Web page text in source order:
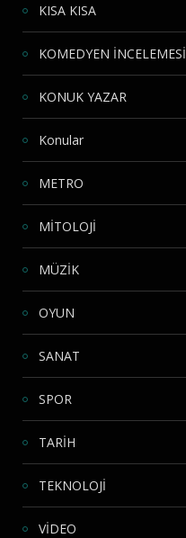
KISA KISA
KOMEDYEN İNCELEMESİ
KONUK YAZAR
Konular
METRO
MİTOLOJİ
MÜZİK
OYUN
SANAT
SPOR
TARİH
TEKNOLOJİ
VİDEO